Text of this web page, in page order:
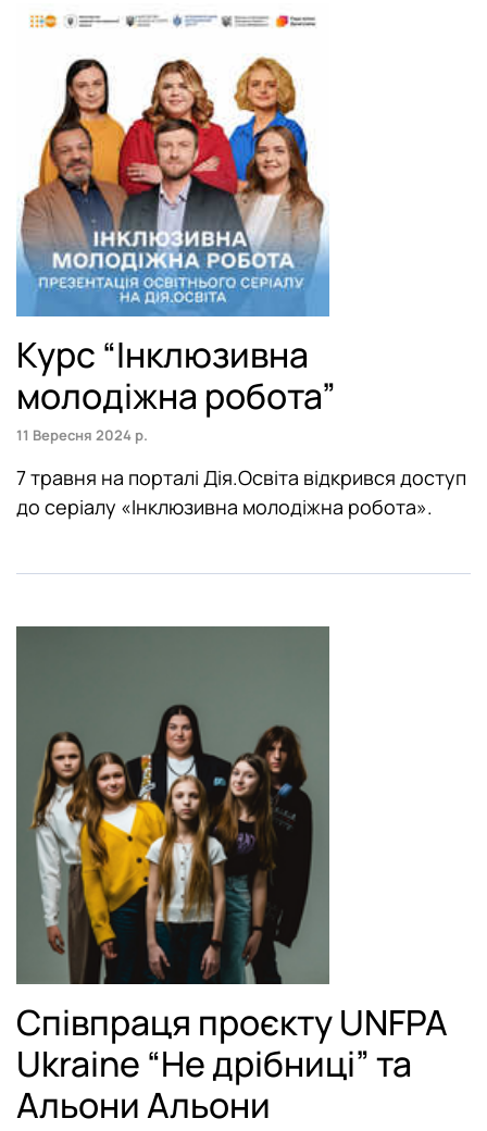
Курс “Інклюзивна
молодіжна робота”
11 Вересня 2024 р.
7 травня на порталі Дія.Освіта відкрився доступ
до серіалу «Інклюзивна молодіжна робота».
Співпраця проєкту UNFPA
Ukraine “Не дрібниці” та
Альони Альони